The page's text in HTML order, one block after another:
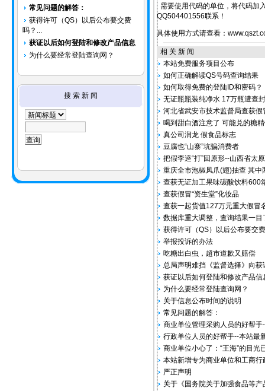
常见问题的解答：
获得许可（QS）以后公布要交费
吗？...
获证以后如何登陆和修改产品信息
为什么要经常登陆查询网？
搜 索 新 闻
需要使用代码的单位，将代码加
QQ504401556联系！
具体使用方式请查看：
相 关 新 闻
本站免费服务项目公布
如何正确解读QS号码查询结果
如何取得免费的登陆ID和密码？
无证瓶瓶装纯净水 17万瓶遭查封
河北省武安市技术监督局查获假
喝到甜白酒注意了 可能兑的糖
真公司润龙 假食品标志
豆腐也“山寨”坑骗消费者
把假李逵“打”回原形--山西省太
重庆全市泡椒凤爪(翅)抽查 其中
查获无证加工果味碳酸饮料600
查获假冒“资生堂”化妆品
查获一起货值127万元重大假冒
数据库重大调整，查询结果一目
获得许可（QS）以后公布要交
举报投诉的办法
吃糖出白虫，超市道歉又赔偿
总局声明难挡《监督选择》向获
获证以后如何登陆和修改产品信
为什么要经常登陆查询网？
关于信息公布时间的说明
常见问题的解答：
商业单位管理采购人员的好帮
行政单位人员的好帮手--本站最
商业单位小心了：“王海”的目光
本站新增专为商业单位和工商行
严正声明
关于《国务院关于加强食品等